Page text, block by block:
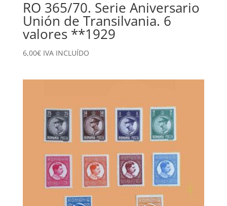
RO 365/70. Serie Aniversario
Unión de Transilvania. 6
valores **1929
6,00€ IVA INCLUÍDO